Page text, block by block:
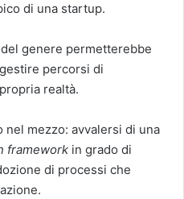
di una startup.
genere permetterebbe
percorsi di
realtà.
mezzo: avvalersi di una
framework in grado di
di processi che